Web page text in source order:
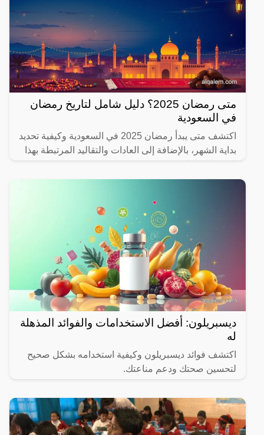
متى رمضان 2025؟ دليل شامل لتاريخ رمضان
في السعودية
اكتشف متى يبدأ رمضان 2025 في السعودية وكيفية تحديد
بداية الشهر، بالإضافة إلى العادات والتقاليد المرتبطة بهذا
ديسبريلون: أفضل الاستخدامات والفوائد المذهلة
له
اكتشف فوائد ديسبريلون وكيفية استخدامه بشكل صحيح
لتحسين صحتك ودعم مناعتك.